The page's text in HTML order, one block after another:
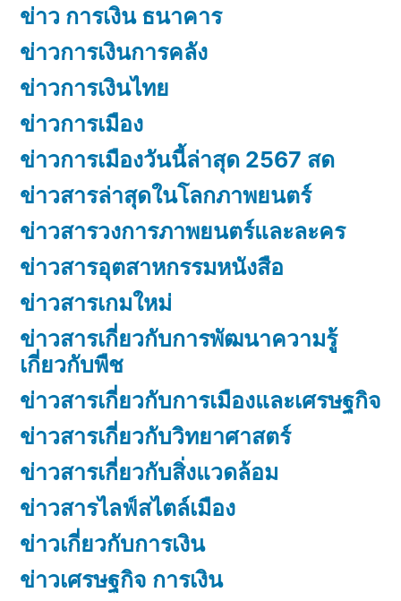
ข่าว การเงิน ธนาคาร
ข่าวการเงินการคลัง
ข่าวการเงินไทย
ข่าวการเมือง
ข่าวการเมืองวันนี้ล่าสุด 2567 สด
ข่าวสารล่าสุดในโลกภาพยนตร์
ข่าวสารวงการภาพยนตร์และละคร
ข่าวสารอุตสาหกรรมหนังสือ
ข่าวสารเกมใหม่
ข่าวสารเกี่ยวกับการพัฒนาความรู้
เกี่ยวกับพืช
ข่าวสารเกี่ยวกับการเมืองและเศรษฐกิจ
ข่าวสารเกี่ยวกับวิทยาศาสตร์
ข่าวสารเกี่ยวกับสิ่งแวดล้อม
ข่าวสารไลฟ์สไตล์เมือง
ข่าวเกี่ยวกับการเงิน
ข่าวเศรษฐกิจ การเงิน